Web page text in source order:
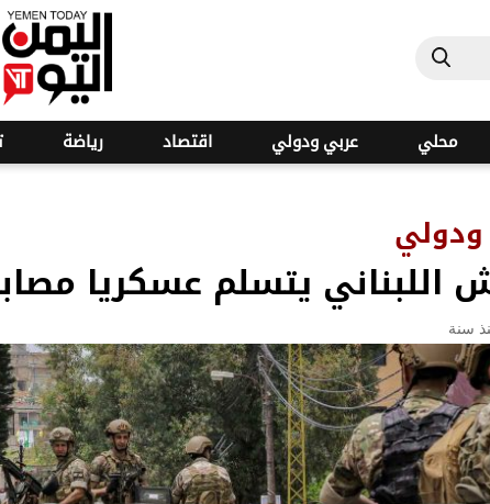
محلي عربي ودولي اقتصاد رياضة
اللبناني يتسلم عسكريا
سنة